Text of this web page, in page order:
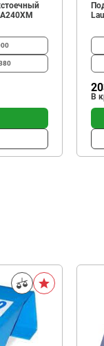
В